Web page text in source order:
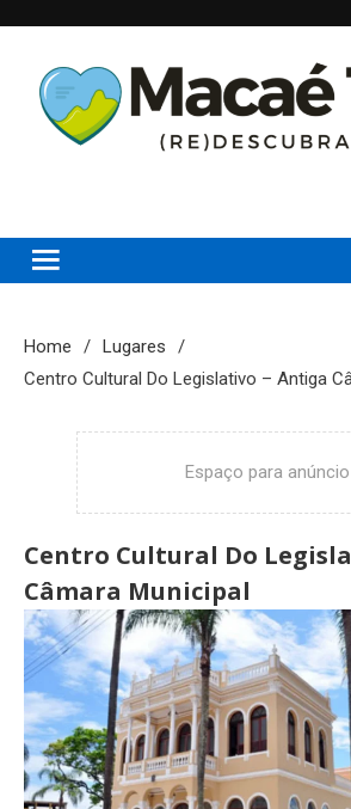
content
Princesinha do
Home
Lugares
Centro Cultural Do Legislativo – Antiga
Espaço para anúncio
Centro Cultural Do
Câmara Municipal